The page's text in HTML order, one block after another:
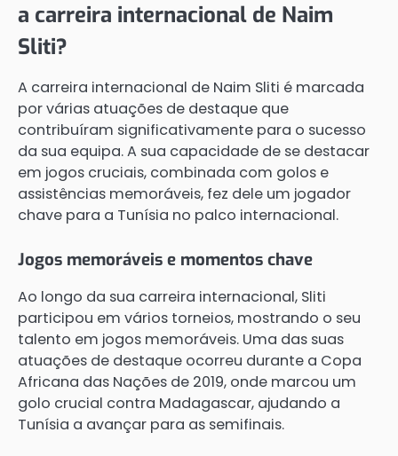
a carreira internacional de Naim
Sliti?
A carreira internacional de Naim Sliti é marcada
por várias atuações de destaque que
contribuíram significativamente para o sucesso
da sua equipa. A sua capacidade de se destacar
em jogos cruciais, combinada com golos e
assistências memoráveis, fez dele um jogador
chave para a Tunísia no palco internacional.
Jogos memoráveis e momentos chave
Ao longo da sua carreira internacional, Sliti
participou em vários torneios, mostrando o seu
talento em jogos memoráveis. Uma das suas
atuações de destaque ocorreu durante a Copa
Africana das Nações de 2019, onde marcou um
golo crucial contra Madagascar, ajudando a
Tunísia a avançar para as semifinais.